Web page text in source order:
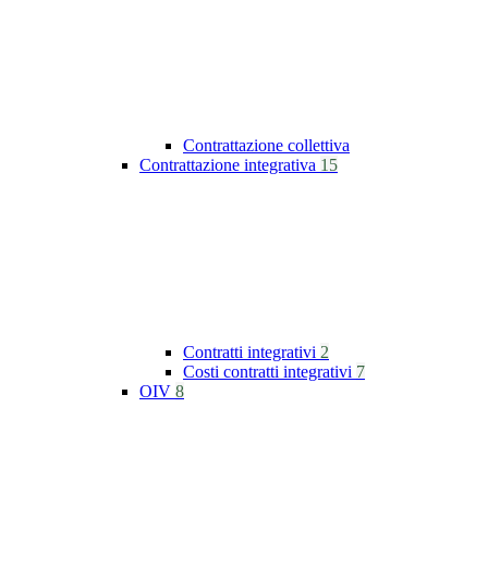
Contrattazione collettiva
Contrattazione integrativa 15
Contratti integrativi 2
Costi contratti integrativi 7
OIV 8